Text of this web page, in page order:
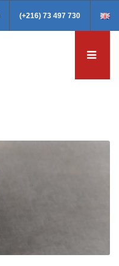
(+216) 73 497 730